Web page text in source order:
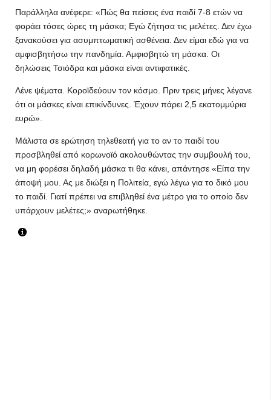
Παράλληλα ανέφερε: «Πώς θα πείσεις ένα παιδί 7-8 ετών να
φοράει τόσες ώρες τη μάσκα; Εγώ ζήτησα τις μελέτες. Δεν έχω
ξανακούσει για ασυμπτωματική ασθένεια. Δεν είμαι εδώ για να
αμφισβητήσω την πανδημία. Αμφισβητώ τη μάσκα. Οι
δηλώσεις Τσιόδρα και μάσκα είναι αντιφατικές.
Λένε ψέματα. Κοροϊδεύουν τον κόσμο. Πριν τρεις μήνες λέγανε
ότι οι μάσκες είναι επικίνδυνες. Έχουν πάρει 2,5 εκατομμύρια
ευρώ».
Μάλιστα σε ερώτηση τηλεθεατή για το αν το παιδί του
προσβληθεί από κορωνοϊό ακολουθώντας την συμβουλή του,
να μη φορέσει δηλαδή μάσκα τι θα κάνει, απάντησε «Είπα την
άποψή μου. Ας με διώξει η Πολιτεία, εγώ λέγω για το δικό μου
το παιδί. Γιατί πρέπει να επιβληθεί ένα μέτρο για το οποίο δεν
υπάρχουν μελέτες;» αναρωτήθηκε.